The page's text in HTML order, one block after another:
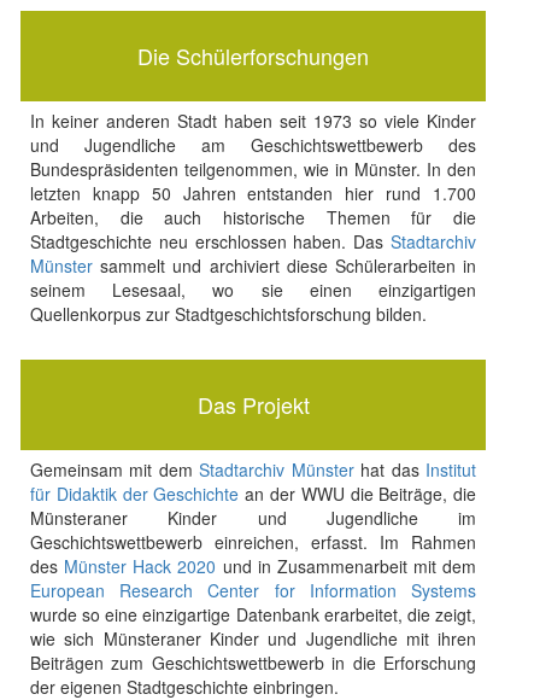
Die Schülerforschungen
In keiner anderen Stadt haben seit 1973 so viele Kinder
und Jugendliche am Geschichtswettbewerb des
Bundespräsidenten teilgenommen, wie in Münster. In den
letzten knapp 50 Jahren entstanden hier rund 1.700
Arbeiten, die auch historische Themen für die
Stadtgeschichte neu erschlossen haben. DasStadtarchiv
Münstersammelt und archiviert diese Schülerarbeiten in
seinem Lesesaal, wo sie einen einzigartigen
Quellenkorpus zur Stadtgeschichtsforschung bilden.
Das Projekt
Gemeinsam mit demStadtarchiv Münsterhat das Institut
für Didaktik der Geschichte an der WWU die Beiträge, die
Münsteraner Kinder und Jugendliche im
Geschichtswettbewerb einreichen, erfasst. Im Rahmen
des Münster Hack 2020 und in Zusammenarbeit mit dem
European Research Center for Information Systems
wurde so eine einzigartige Datenbank erarbeitet, die zeigt,
wie sich Münsteraner Kinder und Jugendliche mit ihren
Beiträgen zum Geschichtswettbewerb in die Erforschung
der eigenen Stadtgeschichte einbringen.